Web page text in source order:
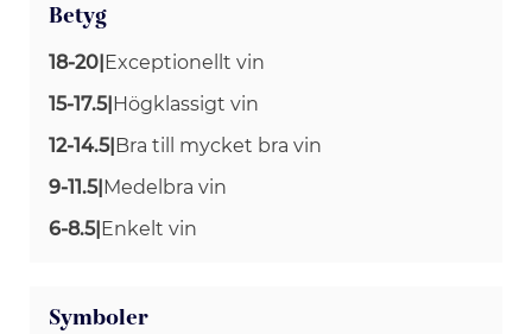
Betyg
18-20|Exceptionellt vin
15-17.5|Högklassigt vin
12-14.5|Bra till mycket bra vin
9-11.5|Medelbra vin
6-8.5|Enkelt vin
Symboler